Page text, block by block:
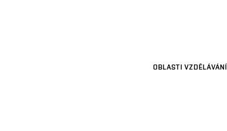
OBLASTI VZDĚLÁVÁNÍ